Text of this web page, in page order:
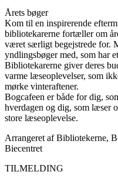
Årets bøger
Kom til en inspirerende
bibliotekarerne fortæller om
været særligt begejstrede for.
yndlingsbøger med, som har
Bibliotekarerne giver deres
varme læseoplevelser, som
mørke vinteraftener.
Bogcafeen er både for dig,
hverdagen og dig, som læser
store læseoplevelse.
Arrangeret af Bibliotekerne,
Biecentret
TILMELDING